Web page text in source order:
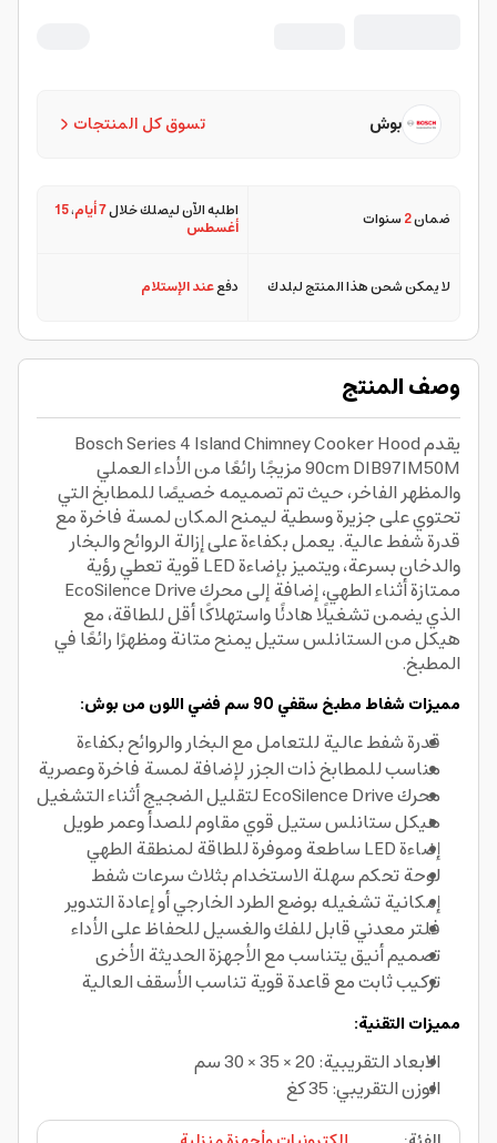
تسوق كل المنتجات بوش
ضمان2سنوات اطلبه الآن ليصلك خلال7 أيام ،15
أغسطس
لا يمكن شحن هذا المنتج لبلدك دفععند الإستلام
وصف المنتج
يقدم Bosch Series 4 Island Chimney Cooker Hood
90cm DIB97IM50M مزيجًا رائعًا من الأداء العملي
والمظهر الفاخر، حيث تم تصميمه خصيصًا للمطابخ التي
تحتوي على جزيرة وسطية ليمنح المكان لمسة فاخرة مع
قدرة شفط عالية. يعمل بكفاءة على إزالة الروائح والبخار
والدخان بسرعة، ويتميز بإضاءة LED قوية تعطي رؤية
ممتازة أثناء الطهي، إضافة إلى محرك EcoSilence Drive
الذي يضمن تشغيلًا هادئًا واستهلاكًا أقل للطاقة، مع
هيكل من الستانلس ستيل يمنح متانة ومظهرًا رائعًا في
المطبخ.
مميزات شفاط مطبخ سقفي 90 سم فضي اللون من بوش:
قدرة شفط عالية للتعامل مع البخار والروائح بكفاءة
مناسب للمطابخ ذات الجزر لإضافة لمسة فاخرة وعصرية
محرك EcoSilence Drive لتقليل الضجيج أثناء التشغيل
هيكل ستانلس ستيل قوي مقاوم للصدأ وعمر طويل
إضاءة LED ساطعة وموفرة للطاقة لمنطقة الطهي
لوحة تحكم سهلة الاستخدام بثلاث سرعات شفط
إمكانية تشغيله بوضع الطرد الخارجي أو إعادة التدوير
فلتر معدني قابل للفك والغسيل للحفاظ على الأداء
تصميم أنيق يتناسب مع الأجهزة الحديثة الأخرى
تركيب ثابت مع قاعدة قوية تناسب الأسقف العالية
مميزات التقنية:
الابعاد التقريبية: 20 × 35 × 30 سم
الوزن التقريبي: 35 كغ